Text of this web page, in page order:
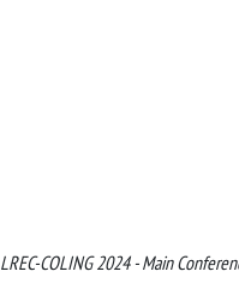
COLING 2024 - Main